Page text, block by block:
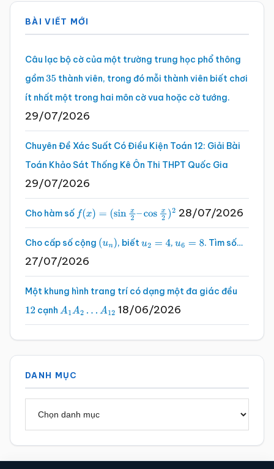
Sidebar
chính
BÀI VIẾT MỚI
Câu lạc bộ cờ của một trường trung học phổ thông
gồm35 thành viên, trong đó mỗi thành viên biết chơi
ít nhất một trong hai môn cờ vua hoặc cờ tướng.
29/07/2026
Chuyên Đề Xác Suất Có Điều Kiện Toán 12: Giải Bài
Toán Khảo Sát Thống Kê Ôn Thi THPT Quốc Gia
29/07/2026
Cho hàm số f(x)=(sinx2 –cosx2 )2 28/07/2026
Cho cấp số cộng (un), biếtu2 =4 , u6 =8 . Tìm số…
27/07/2026
Một khung hình trang trí có dạng một đa giác đều
12 cạnh A1A2…A 12 18/06/2026
DANH MỤC